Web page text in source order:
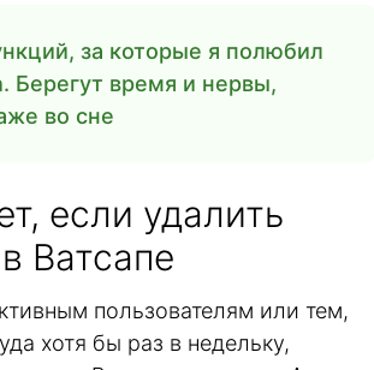
за которые я полюбил
Берегут время и нервы,
во сне
если удалить
Ватсапе
пользователям или тем,
хотя бы раз в недельку,